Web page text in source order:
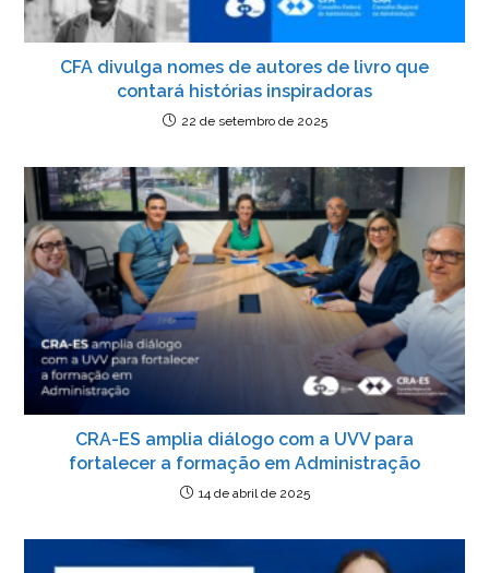
CFA divulga nomes de autores de livro que
contará histórias inspiradoras
22 de setembro de 2025
CRA-ES amplia diálogo com a UVV para
fortalecer a formação em Administração
14 de abril de 2025